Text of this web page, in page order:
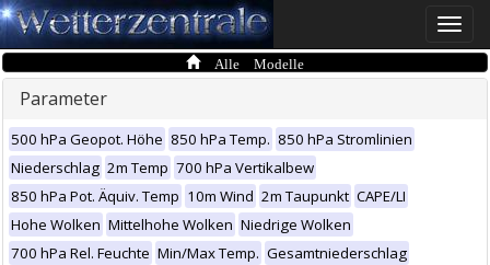
Toggle
Alle Modelle
Parameter
500 hPa Geopot. Höhe 850 hPa Temp. 850 hPa Stromlinien
Niederschlag 2m Temp 700 hPa Vertikalbew
850 hPa Pot. Äquiv. Temp 10m Wind 2m Taupunkt CAPE/LI
Hohe Wolken Mittelhohe Wolken Niedrige Wolken
700 hPa Rel. Feuchte Min/Max Temp. Gesamtniederschlag